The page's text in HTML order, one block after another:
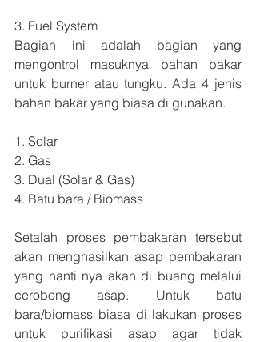
3. Fuel System
Bagian ini adalah bagian yang
mengontrol masuknya bahan bakar
untuk burner atau tungku. Ada 4 jenis
bahan bakar yang biasa di gunakan.
1. Solar
2. Gas
3. Dual (Solar & Gas)
4. Batu bara / Biomass
Setalah proses pembakaran tersebut
akan menghasilkan asap pembakaran
yang nanti nya akan di buang melalui
cerobong asap. Untuk batu
bara/biomass biasa di lakukan proses
untuk purifikasi asap agar tidak